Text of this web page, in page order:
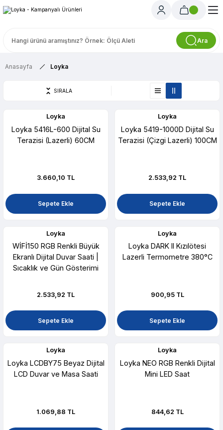
Ara
Anasayfa Loyka
SIRALA
Loyka
Loyka 5416L-600 Dijital Su
Terazisi (Lazerli) 60CM
3.660,10 TL
Sepete Ekle
Loyka
Loyka 5419-1000D Dijital Su
Terazisi (Çizgi Lazerli) 100CM
2.533,92 TL
Sepete Ekle
Loyka
WİFİ150 RGB Renkli Büyük
Ekranlı Dijital Duvar Saati |
Sıcaklık ve Gün Gösterimi
2.533,92 TL
Sepete Ekle
Loyka
Loyka DARK II Kızılötesi
Lazerli Termometre 380°C
900,95 TL
Sepete Ekle
Loyka
Loyka LCDBY75 Beyaz Dijital
LCD Duvar ve Masa Saati
1.069,88 TL
Loyka
Loyka NEO RGB Renkli Dijital
Mini LED Saat
844,62 TL